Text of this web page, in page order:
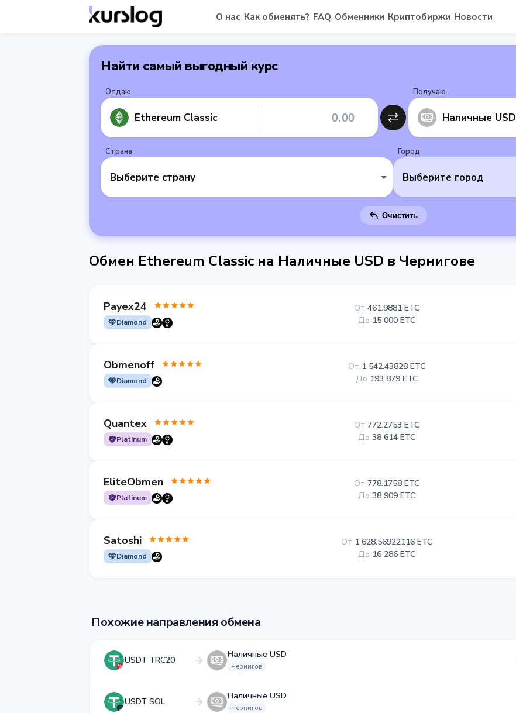
О нас Как обменять? FAQ Обменники Криптобиржи Новости
Найти самый выгодный курс
Отдаю
Ethereum Classic
Получаю
Наличные USD
Страна
Выберите страну
Город
Выберите город
Очистить
Обмен Ethereum Classic на Наличные USD в Чернигове
Payex24
Diamond
От 461.9881 ETC
До 15 000 ETC
Obmenoff
Diamond
От 1 542.43828 ETC
До 193 879 ETC
Quantex
Platinum
От 772.2753 ETC
До 38 614 ETC
EliteObmen
Platinum
От 778.1758 ETC
До 38 909 ETC
Satoshi
Diamond
От 1 628.56922116 ETC
До 16 286 ETC
Похожие направления обмена
USDT TRC20
Наличные USD
Чернигов
USDT SOL
Наличные USD
Чернигов